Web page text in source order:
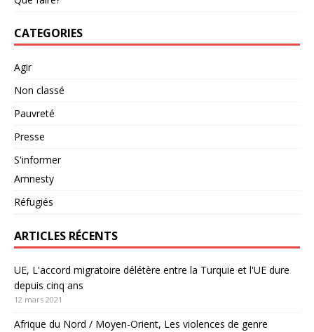
CATEGORIES
Agir
Non classé
Pauvreté
Presse
S'informer
Amnesty
Réfugiés
ARTICLES RÉCENTS
UE, L'accord migratoire délétère entre la Turquie et l'UE dure
depuis cinq ans
12 mars 2021
Afrique du Nord / Moyen-Orient, Les violences de genre